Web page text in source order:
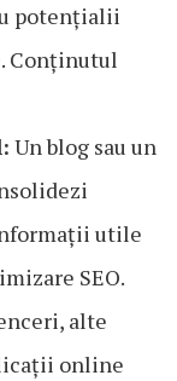
potențialii
Conținutul
Un blog sau un
utile
SEO.
alte
online